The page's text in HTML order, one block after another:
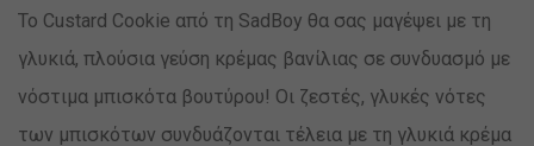
Το Custard Cookie από τη SadBoy θα σας μαγέψει με τη
γλυκιά, πλούσια γεύση κρέμας βανίλιας σε συνδυασμό με
νόστιμα μπισκότα βουτύρου! Οι ζεστές, γλυκές νότες
των μπισκότων συνδυάζονται τέλεια με τη γλυκιά κρέμα